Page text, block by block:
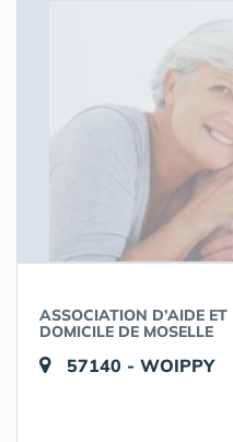
ASSOCIATION D’AIDE
DOMICILE DE MOSELLE
57140 - WOIPPY